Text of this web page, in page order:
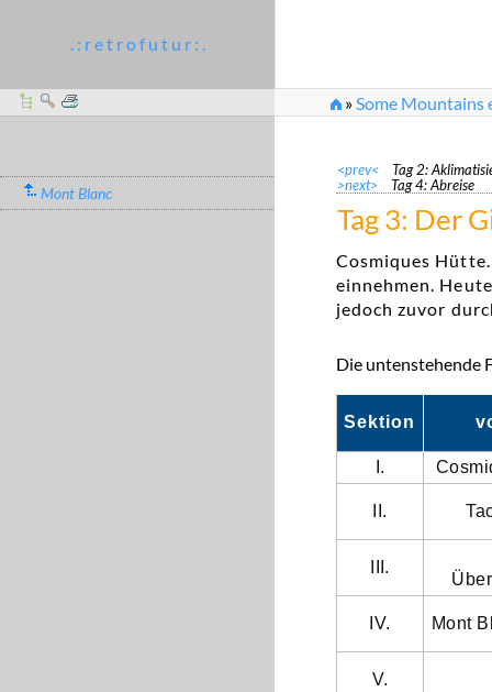
. : r e t r o f u t u r : .
»Some Mountains
Mont Blanc
<prev< Tag 2:
>next> Tag 4: Abreise
Tag 3: Der
Cosmiques
einnehmen.
jedoch zuvor
Die untenstehende
Sektion
I.
II.
III.
IV. Mont
V.